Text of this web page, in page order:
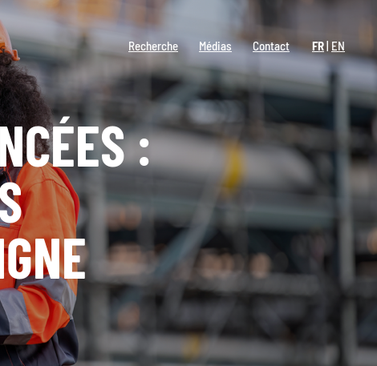
Recherche Médias Contact FR EN
: